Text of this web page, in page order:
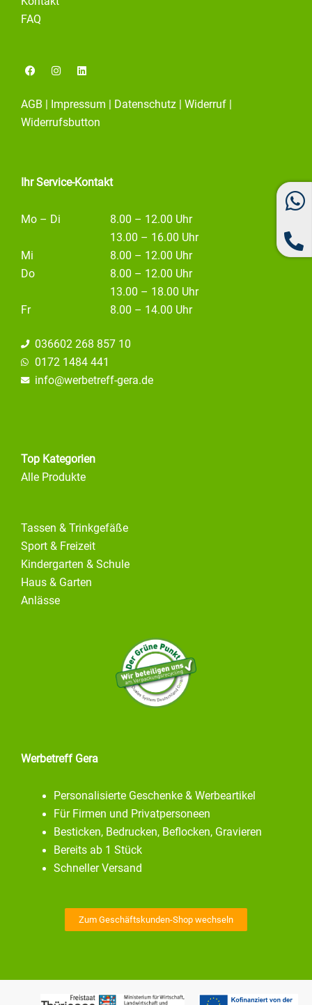
FAQ
F
a
e
b
o
o
I
n
a
g
r
L
i
e
d
i
AGB Impressum Datenschutz Widerruf
Widerrufsbutton
Ihr Service-Kontakt
Mo – Di
8.00 – 12.00 Uhr
13.00 – 16.00 Uhr
Mi
8.00 – 12.00 Uhr
Do
8.00 – 12.00 Uhr
13.00 – 18.00 Uhr
Fr
8.00 – 14.00 Uhr
036602 268 857 10
0172 1484 441
info@werbetreff-gera.de
Top Kategorien
Alle Produkte
Tassen & Trinkgefäße
Sport & Freizeit
Kindergarten & Schule
Haus & Garten
Anlässe
Werbetreff Gera
Personalisierte Geschenke & Werbeartikel
Für Firmen und Privatpersoneen
Besticken, Bedrucken, Beflocken, Gravieren
Bereits ab 1 Stück
Schneller Versand
Zum Geschäftskunden-Shop wechseln